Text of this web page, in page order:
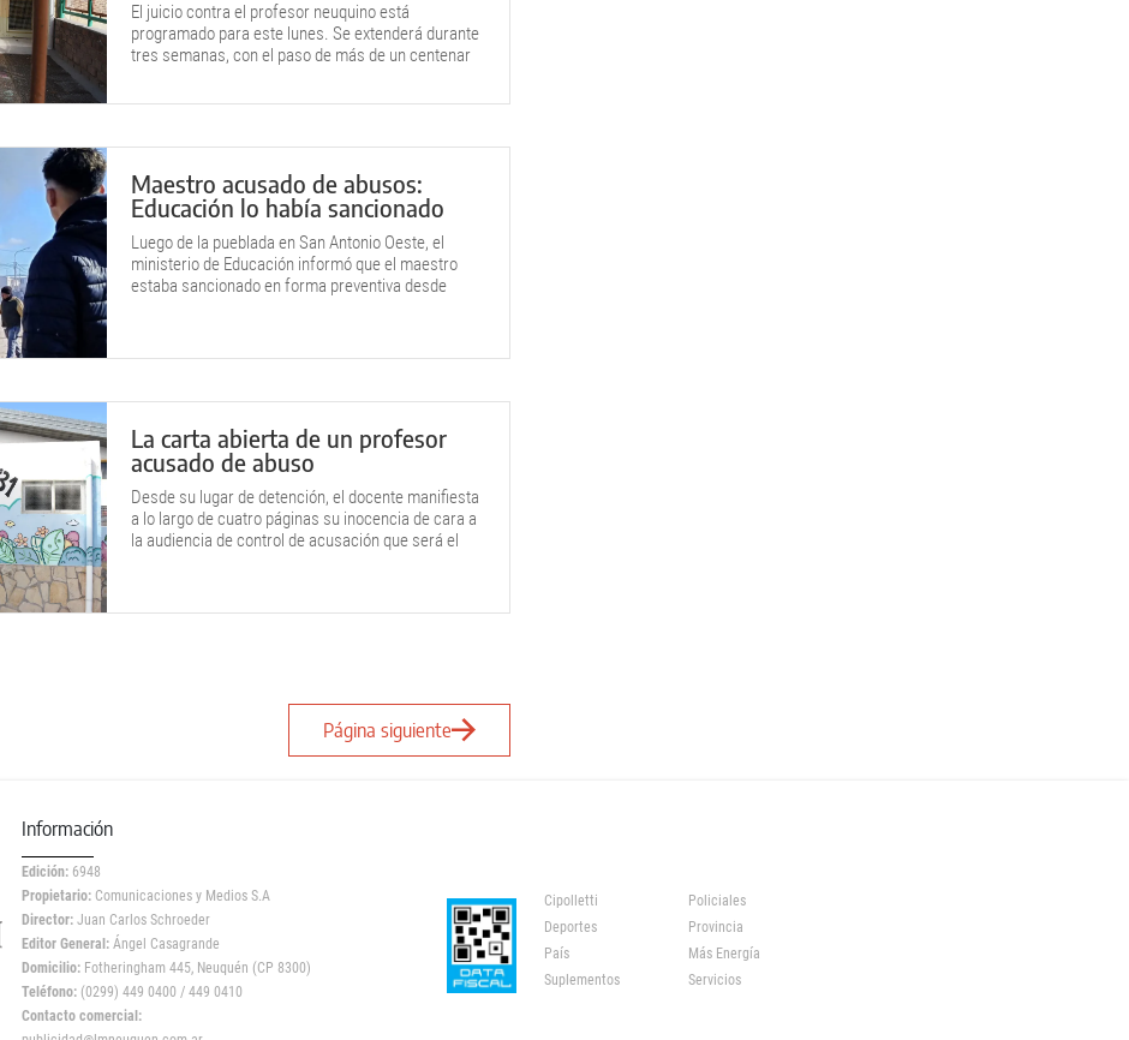
El juicio contra el profesor neuquino está
programado para este lunes. Se extenderá durante
tres semanas, con el paso de más de un centenar
Maestro acusado de abusos:
Educación lo había sancionado
Luego de la pueblada en San Antonio Oeste, el
ministerio de Educación informó que el maestro
estaba sancionado en forma preventiva desde
La carta abierta de un profesor
acusado de abuso
Desde su lugar de detención, el docente manifiesta
a lo largo de cuatro páginas su inocencia de cara a
la audiencia de control de acusación que será el
Página siguiente
Información
Edición: 6948
Propietario: Comunicaciones y Medios S.A
Director: Juan Carlos Schroeder
Editor General: Ángel Casagrande
Domicilio: Fotheringham 445, Neuquén (CP 8300)
Teléfono: (0299) 449 0400 / 449 0410
Contacto comercial:
Cipolletti
Policiales
Deportes
Provincia
País
Más Energía
Suplementos
Servicios